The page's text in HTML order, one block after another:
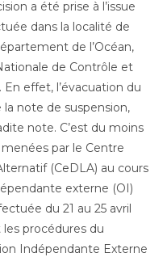
a été prise à l’issue
dans la localité de
de l’Océan,
de Contrôle et
effet, l’évacuation du
note de suspension,
note. C’est du moins
par le Centre
(CeDLA) au cours
externe (OI)
du 21 au 25 avril
procédures du
Indépendante Externe